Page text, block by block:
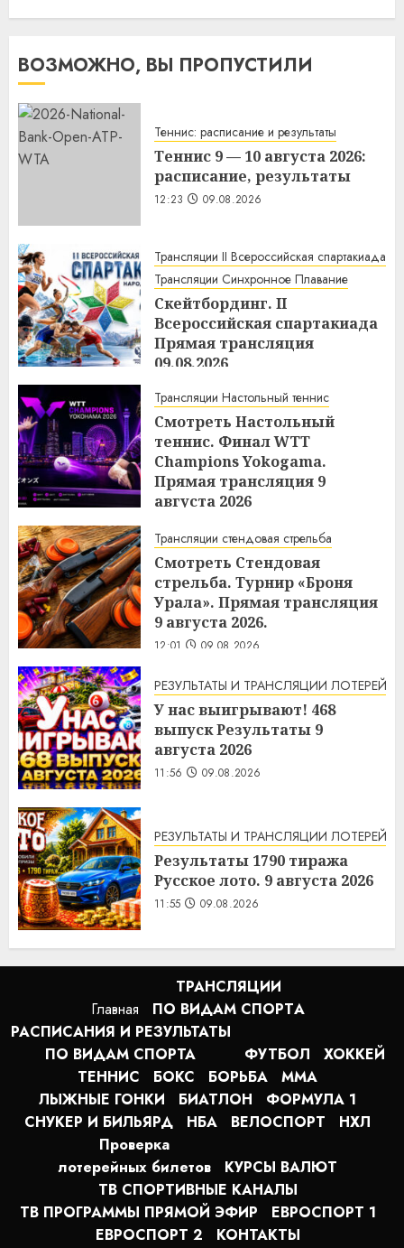
ВОЗМОЖНО, ВЫ ПРОПУСТИЛИ
Теннис: расписание и результаты
Теннис 9 — 10 августа 2026:
расписание, результаты
12:23 09.08.2026
Трансляции II Всероссийская спартакиада
Трансляции Синхронное Плавание
Скейтбординг. II
Всероссийская спартакиада
Прямая трансляция
09.08.2026
Трансляции Настольный теннис
Смотреть Настольный
теннис. Финал WTТ
Champions Yokogama.
Прямая трансляция 9
августа 2026
Трансляции стендовая стрельба
Смотреть Стендовая
стрельба. Турнир «Броня
Урала». Прямая трансляция
9 августа 2026.
12:01 09.08.2026
РЕЗУЛЬТАТЫ И ТРАНСЛЯЦИИ ЛОТЕРЕЙ
У нас выигрывают! 468
выпуск Результаты 9
августа 2026
11:56 09.08.2026
РЕЗУЛЬТАТЫ И ТРАНСЛЯЦИИ ЛОТЕРЕЙ
Результаты 1790 тиража
Русское лото. 9 августа 2026
11:55 09.08.2026
Главная
ТРАНСЛЯЦИИ
ПО ВИДАМ СПОРТA
РАСПИСАНИЯ И РЕЗУЛЬТАТЫ
ПО ВИДАМ СПОРТА
ФУТБОЛ
ХОККЕЙ
ТЕННИС
БОКС БОРЬБА
MMA
ЛЫЖНЫЕ ГОНКИ
БИАТЛОН
ФОРМУЛА 1
СНУКЕР И БИЛЬЯРД
НБА ВЕЛОСПОРТ
НХЛ
Проверка
лотерейных билетов
КУРСЫ ВАЛЮТ
ТВ СПОРТИВНЫЕ КАНАЛЫ
ТВ ПРОГРАММЫ ПРЯМОЙ ЭФИР
ЕВРОСПОРТ 1
ЕВРОСПОРТ 2
КОНТАКТЫ